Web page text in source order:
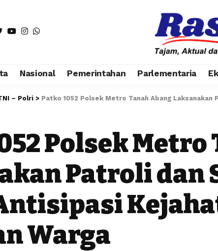
Nasional Pemerintahan Parlementaria
– Polri > Patko 1052 Polsek Metro Tanah Abang
Polsek
Patroli dan
Warga